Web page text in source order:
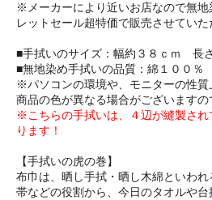
※メーカーにより近いお店なので無地
レットセール超特価で販売させていた
■手拭いのサイズ：幅約３８ｃｍ 長
■無地染め手拭いの品質：綿１００
※パソコンの環境や、モニターの性質
商品の色が異なる場合がございますの
※こちらの手拭いは、４辺が縫製さ
ります！
【手拭いの虎の巻】
布巾は、晒し手拭・晒し木綿といわ
帯などの役割から、今日のタオルや